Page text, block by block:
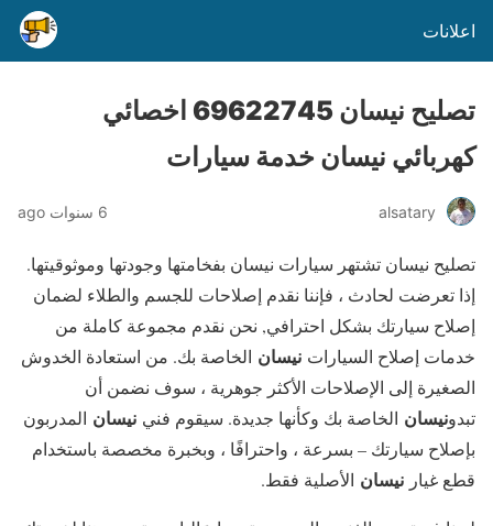
اعلانات
تصليح نيسان 69622745 اخصائي
كهربائي نيسان خدمة سيارات
alsatary 6 سنوات ago
تصليح نيسان تشتهر سيارات نيسان بفخامتها وجودتها وموثوقيتها.
إذا تعرضت لحادث ، فإننا نقدم إصلاحات للجسم والطلاء لضمان
إصلاح سيارتك بشكل احترافي, نحن نقدم مجموعة كاملة من
خدمات إصلاح السيارات نيسان الخاصة بك. من استعادة الخدوش
الصغيرة إلى الإصلاحات الأكثر جوهرية ، سوف نضمن أن
تبدونيسان الخاصة بك وكأنها جديدة. سيقوم فني نيسان المدربون
بإصلاح سيارتك – بسرعة ، واحترافًا ، وبخبرة مخصصة باستخدام
قطع غيار نيسان الأصلية فقط.